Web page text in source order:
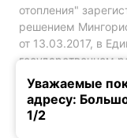
отопления"
решением
от 13.03.2017, в
государственном
юр. лиц и
Уважаемые
адресу:
1/2